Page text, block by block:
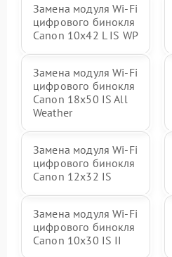
Замена модуля Wi-Fi
цифрового бинокля
Canon 10x42 L IS WP
Замена модуля Wi-Fi
цифрового бинокля
Canon 18x50 IS All
Weather
Замена модуля Wi-Fi
цифрового бинокля
Canon 12x32 IS
Замена модуля Wi-Fi
цифрового бинокля
Canon 10x30 IS II